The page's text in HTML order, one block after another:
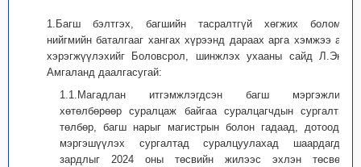
1.Багш бэлтгэх, багшийн тасралтгүй хөгжих боломж,
нийгмийн баталгааг хангах хүрээнд дараах арга хэмжээ авч
хэрэгжүүлэхийг Боловсрол, шинжлэх ухааны сайд Л.Энх-
Амгаланд даалгасугай:
1.1.Магадлан итгэмжлэгдсэн багш мэргэжлийн
хөтөлбөрөөр суралцаж байгаа суралцагчдын сургалтын
төлбөр, багш нарыг магистрын болон гадаад, дотоодод
мэргэшүүлэх сургалтад суралцуулахад шаардагдах
зардлыг 2024 оны төсвийн жилээс эхлэн төсвөөс